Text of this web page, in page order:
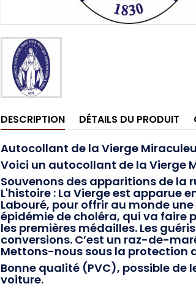
DESCRIPTION DÉTAILS DU PRODUIT
Autocollant de la Vierge
Voici un autocollant de la Vierge
Souvenons des apparitions de la
L'histoire : La Vierge est apparue
Labouré, pour offrir au monde
épidémie de choléra, qui va faire
les premières médailles. Les
conversions. C’est un raz-de-
Mettons-nous sous la protection
Bonne qualité (PVC), possible
voiture.